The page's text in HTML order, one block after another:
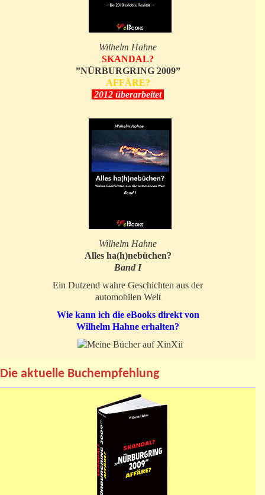
Wilhelm Hahne
SKANDAL?
”NÜRBURGRING 2009”
AFFÄRE?
2012 überarbeitet
Wilhelm Hahne
Alles ha(h)nebüchen?
Band I
Ein Dutzend wahre Geschichten aus der
automobilen Welt
Wie kann ich die eBooks direkt von
Wilhelm Hahne erhalten?
Die aktuelle Buchempfehlung